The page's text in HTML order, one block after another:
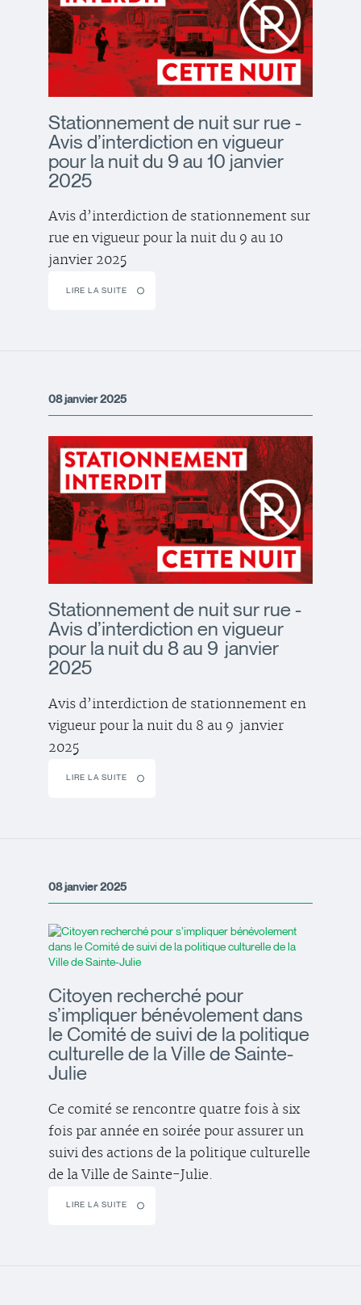
Stationnement de nuit sur rue -
Avis d’interdiction en vigueur
pour la nuit du 9 au 10 janvier
2025
Avis d’interdiction de stationnement sur
rue en vigueur pour la nuit du 9 au 10
janvier 2025
LIRE LA SUITE
08 janvier 2025
Stationnement de nuit sur rue -
Avis d’interdiction en vigueur
pour la nuit du 8 au 9 janvier
2025
Avis d’interdiction de stationnement en
vigueur pour la nuit du 8 au 9 janvier
2025
LIRE LA SUITE
08 janvier 2025
Citoyen recherché pour
s’impliquer bénévolement dans
le Comité de suivi de la politique
culturelle de la Ville de Sainte-
Julie
Ce comité se rencontre quatre fois à six
fois par année en soirée pour assurer un
suivi des actions de la politique culturelle
de la Ville de Sainte-Julie.
LIRE LA SUITE